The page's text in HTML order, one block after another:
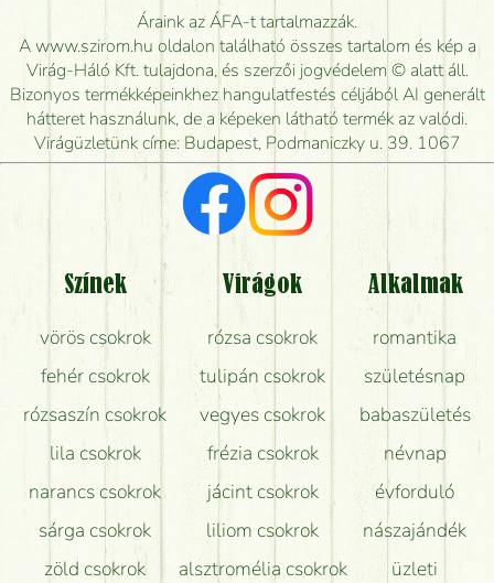
Meddig rendelhetek virágküldést úgy, hogy még ma
kiszállítsák?
Mennyire gyorsan tudják elkészíteni a csokrot, és
mikor tudják leghamarabb kiszállítani?
Vörös rózsát keresek, van önöknél?
Milyen visszajelzést kapok a virágküldésről?
Tényleg azt kapom, ami a képen van?
Mit kell tudni a virágcsokrok szállításáról?
Hogy marad a lehető legtovább friss a csokor?
Tudok adventi koszorút vásárolni boltban?
Áraink az ÁFA-t tartalmazzák.
A www.szirom.hu oldalon található összes tartalom és kép a
Virág-Háló Kft. tulajdona, és szerzői jogvédelem © alatt áll.
Bizonyos termékképeinkhez hangulatfestés céljából AI generált
hátteret használunk, de a képeken látható termék az valódi.
Virágüzletünk címe: Budapest, Podmaniczky u. 39. 1067
Színek
vörös csokrok
fehér csokrok
rózsaszín csokrok
lila csokrok
narancs csokrok
sárga csokrok
zöld csokrok
Virágok
rózsa csokrok
tulipán csokrok
vegyes csokrok
frézia csokrok
jácint csokrok
liliom csokrok
alsztromélia csokrok
Alkalmak
romantika
születésnap
babaszületés
névnap
évforduló
nászajándék
üzleti